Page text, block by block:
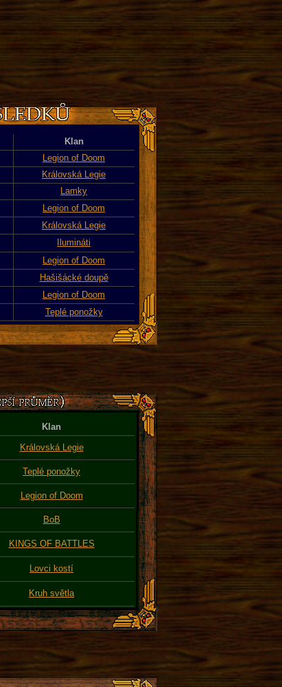
Klan
Legion of Doom
Královská Legie
Lamky
Legion of Doom
Královská Legie
Ilumináti
Legion of Doom
Hašišácké doupě
Legion of Doom
Teplé ponožky
Klan
Královská Legie
Teplé ponožky
Legion of Doom
BoB
KINGS OF BATTLES
Lovci kostí
Kruh světla